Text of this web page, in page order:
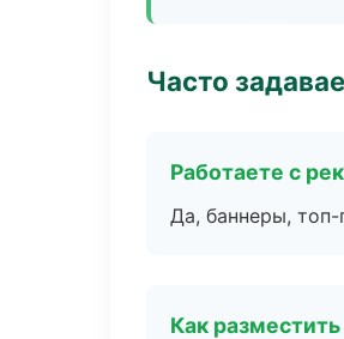
Часто
Работаете с
Да, баннеры,
Как